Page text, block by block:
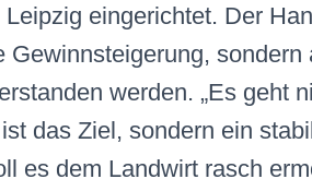
Leipzig eingerichtet. Der
sondern
werden. „Es geht
das Ziel, sondern ein
es dem Landwirt rasch